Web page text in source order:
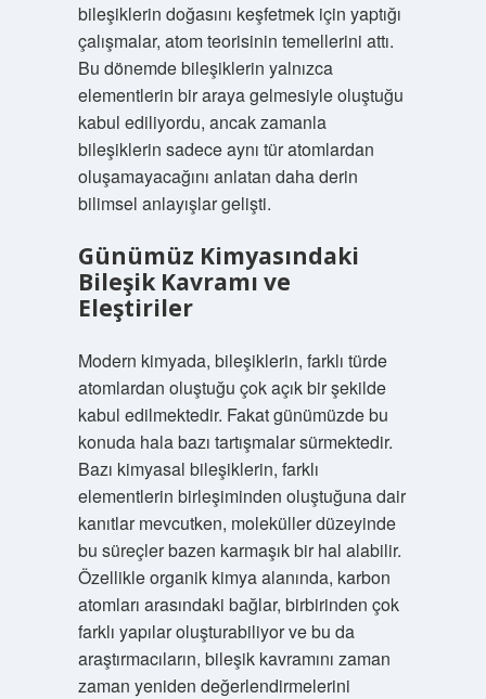
bileşiklerin doğasını keşfetmek için yaptığı
çalışmalar, atom teorisinin temellerini attı.
Bu dönemde bileşiklerin yalnızca
elementlerin bir araya gelmesiyle oluştuğu
kabul ediliyordu, ancak zamanla
bileşiklerin sadece aynı tür atomlardan
oluşamayacağını anlatan daha derin
bilimsel anlayışlar gelişti.
Günümüz Kimyasındaki
Bileşik Kavramı ve
Eleştiriler
Modern kimyada, bileşiklerin, farklı türde
atomlardan oluştuğu çok açık bir şekilde
kabul edilmektedir. Fakat günümüzde bu
konuda hala bazı tartışmalar sürmektedir.
Bazı kimyasal bileşiklerin, farklı
elementlerin birleşiminden oluştuğuna dair
kanıtlar mevcutken, moleküller düzeyinde
bu süreçler bazen karmaşık bir hal alabilir.
Özellikle organik kimya alanında, karbon
atomları arasındaki bağlar, birbirinden çok
farklı yapılar oluşturabiliyor ve bu da
araştırmacıların, bileşik kavramını zaman
zaman yeniden değerlendirmelerini